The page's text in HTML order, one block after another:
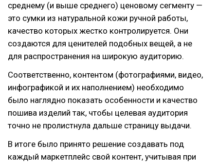
среднему (и выше среднего) ценовому сегменту —
это сумки из натуральной кожи ручной работы,
качество которых жестко контролируется. Они
создаются для ценителей подобных вещей, а не
для распространения на широкую аудиторию.
Соответственно, контентом (фотографиями, видео,
инфографикой и их наполнением) необходимо
было наглядно показать особенности и качество
пошива изделий так, чтобы целевая аудитория
точно не пролистнула дальше страницу выдачи.
В итоге было принято решение создавать под
каждый маркетплейс свой контент, учитывая при